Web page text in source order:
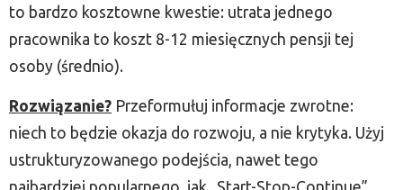
to bardzo kosztowne kwestie: utrata jednego
pracownika to koszt 8-12 miesięcznych pensji tej
osoby (średnio).
Rozwiązanie? Przeformułuj informacje zwrotne:
niech to będzie okazja do rozwoju, a nie krytyka. Użyj
ustrukturyzowanego podejścia, nawet tego